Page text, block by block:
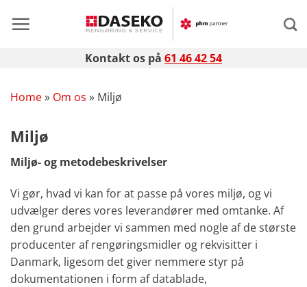
Kontakt os på 61 46 42 54
Home» Om os » Miljø
Miljø
Miljø- og metodebeskrivelser
Vi gør, hvad vi kan for at passe på vores miljø, og vi
udvælger deres vores leverandører med omtanke. Af
den grund arbejder vi sammen med nogle af de største
producenter af rengøringsmidler og rekvisitter i
Danmark, ligesom det giver nemmere styr på
dokumentationen i form af datablade,